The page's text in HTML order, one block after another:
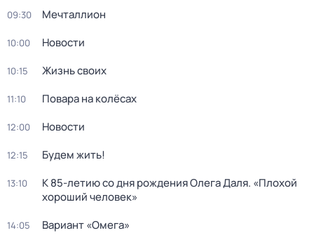
09:30 Мечталлион
10:00 Новости
10:15 Жизнь своих
11:10 Повара на колёсах
12:00 Новости
12:15 Будем жить!
13:10
К 85-летию со дня рождения Олега Даля. «Плохой
хороший человек»
14:05 Вариант «Омега»